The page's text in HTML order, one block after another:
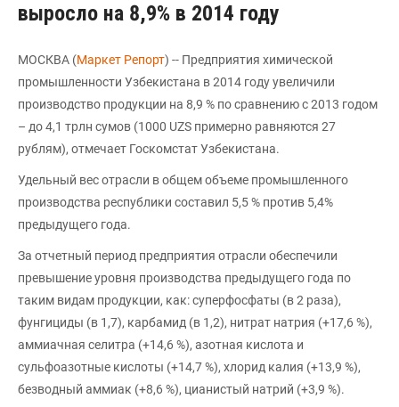
выросло на 8,9% в 2014 году
МОСКВА (Маркет Репорт) -- Предприятия химической
промышленности Узбекистана в 2014 году увеличили
производство продукции на 8,9 % по сравнению с 2013 годом
– до 4,1 трлн сумов (1000 UZS примерно равняются 27
рублям), отмечает Госкомстат Узбекистана.
Удельный вес отрасли в общем объеме промышленного
производства республики составил 5,5 % против 5,4%
предыдущего года.
За отчетный период предприятия отрасли обеспечили
превышение уровня производства предыдущего года по
таким видам продукции, как: суперфосфаты (в 2 раза),
фунгициды (в 1,7), карбамид (в 1,2), нитрат натрия (+17,6 %),
аммиачная селитра (+14,6 %), азотная кислота и
сульфоазотные кислоты (+14,7 %), хлорид калия (+13,9 %),
безводный аммиак (+8,6 %), цианистый натрий (+3,9 %).